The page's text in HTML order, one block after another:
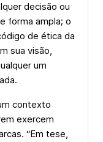
decisão ou
forma ampla; o
de ética da
sua visão,
um
contexto
exercem
“Em tese,